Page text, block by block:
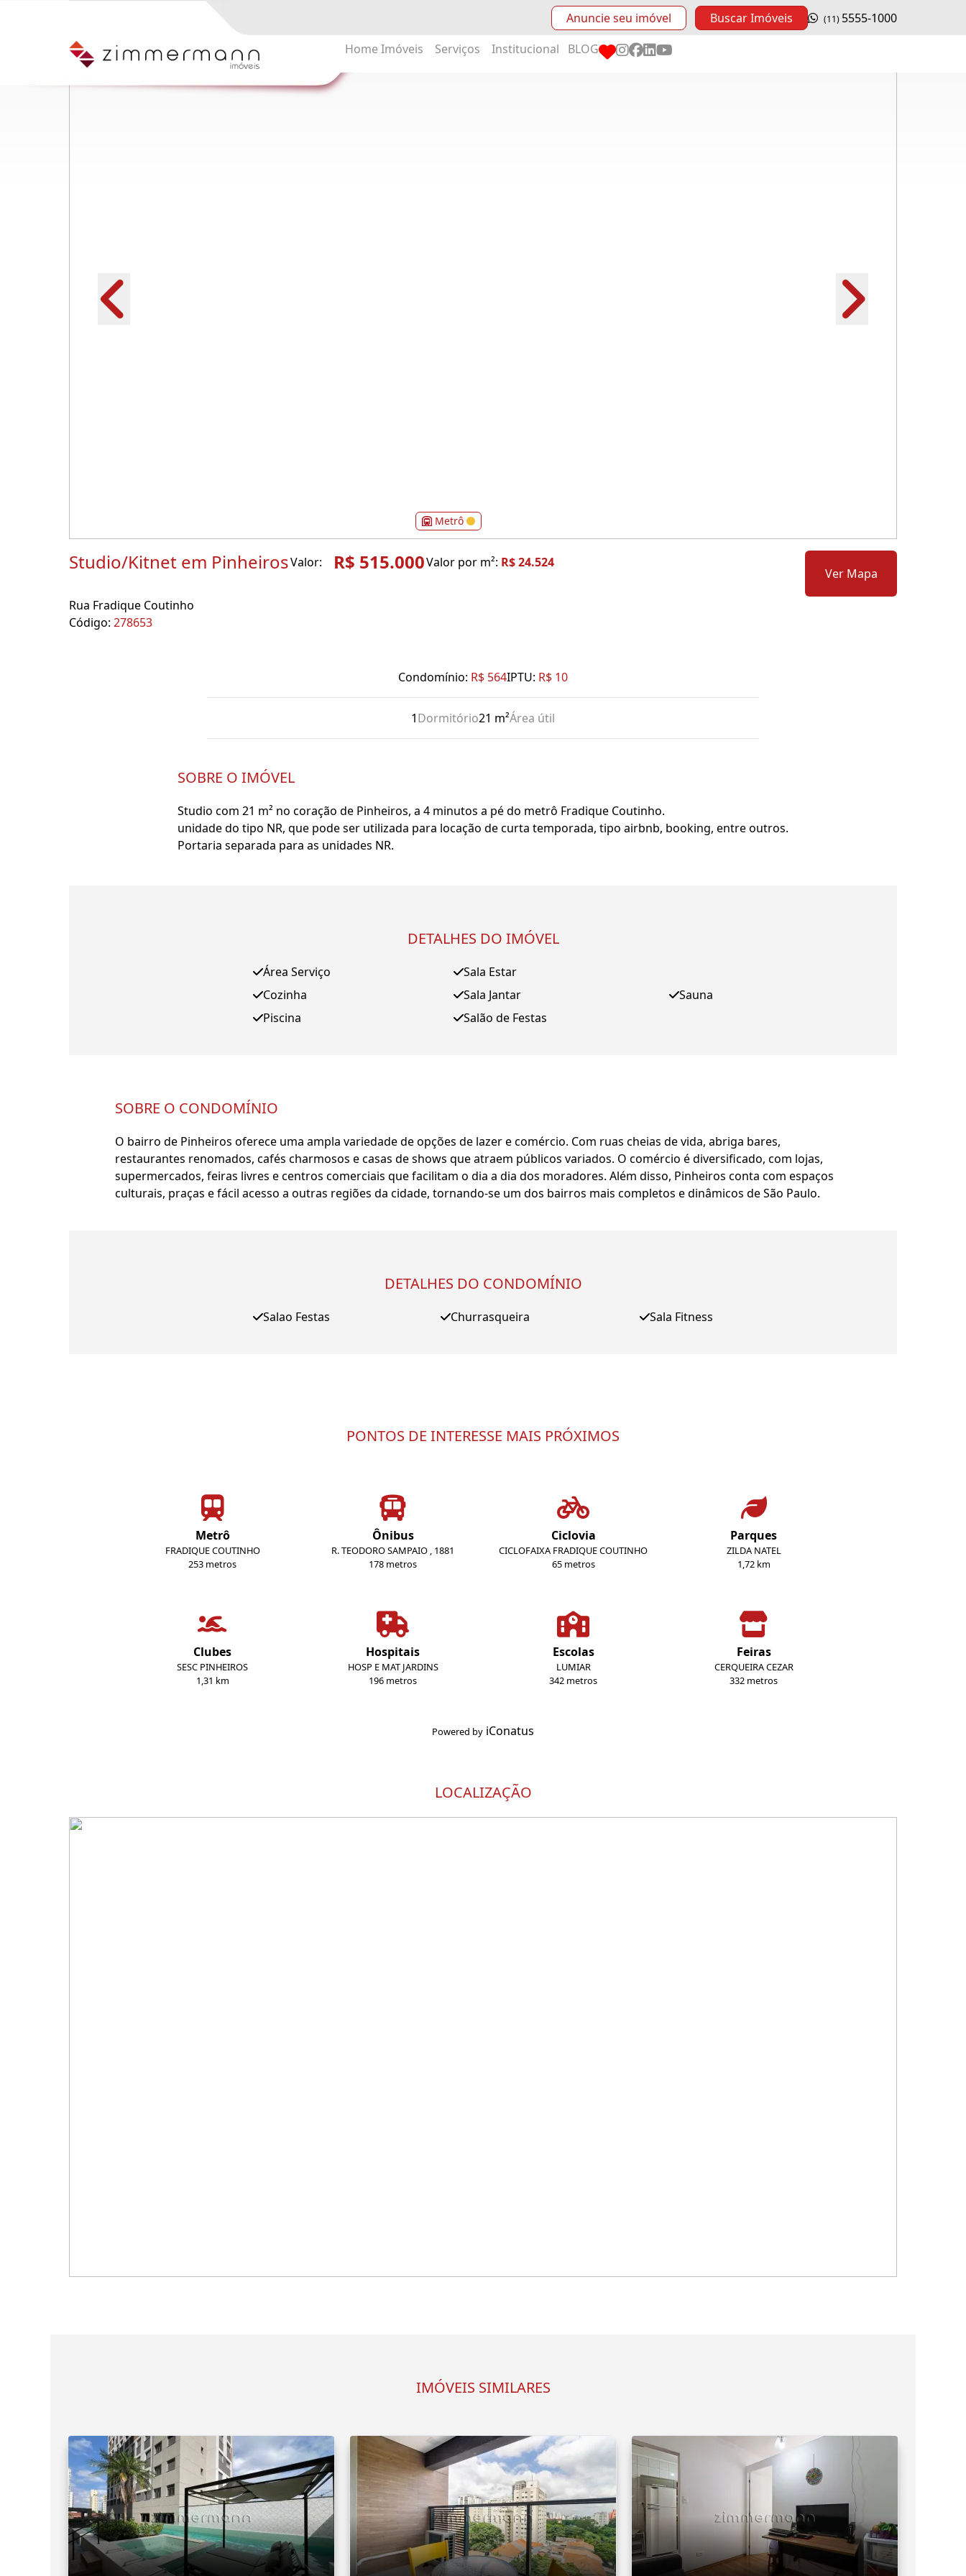
Anuncie seu imóvel Buscar Imóveis (11) 5555-1000
Home Imóveis Serviços Institucional BLOG
Metrô
Studio/Kitnet em PinheirosValor: R$ 515.000Valor por m²: R$ 24.524
Rua Fradique Coutinho
Código: 278653
Ver Mapa
Condomínio: R$ 564IPTU: R$ 10
1Dormitório21 m²Área útil
SOBRE O IMÓVEL
Studio com 21 m² no coração de Pinheiros, a 4 minutos a pé do metrô Fradique Coutinho.
unidade do tipo NR, que pode ser utilizada para locação de curta temporada, tipo airbnb, booking, entre outros.
Portaria separada para as unidades NR.
DETALHES DO IMÓVEL
Área Serviço
Cozinha
Piscina
Sala Estar
Sala Jantar
Salão de Festas
Sauna
SOBRE O CONDOMÍNIO
O bairro de Pinheiros oferece uma ampla variedade de opções de lazer e comércio. Com ruas cheias de vida, abriga bares,
restaurantes renomados, cafés charmosos e casas de shows que atraem públicos variados. O comércio é diversificado, com lojas,
supermercados, feiras livres e centros comerciais que facilitam o dia a dia dos moradores. Além disso, Pinheiros conta com espaços
culturais, praças e fácil acesso a outras regiões da cidade, tornando-se um dos bairros mais completos e dinâmicos de São Paulo.
DETALHES DO CONDOMÍNIO
Salao Festas Churrasqueira Sala Fitness
PONTOS DE INTERESSE MAIS PRÓXIMOS
Metrô
FRADIQUE COUTINHO
253 metros
Ônibus
R. TEODORO SAMPAIO , 1881
178 metros
Ciclovia
CICLOFAIXA FRADIQUE COUTINHO
65 metros
Parques
ZILDA NATEL
1,72 km
Clubes
SESC PINHEIROS
1,31 km
Hospitais
HOSP E MAT JARDINS
196 metros
Escolas
LUMIAR
342 metros
Feiras
CERQUEIRA CEZAR
332 metros
Powered by iConatus
LOCALIZAÇÃO
IMÓVEIS SIMILARES